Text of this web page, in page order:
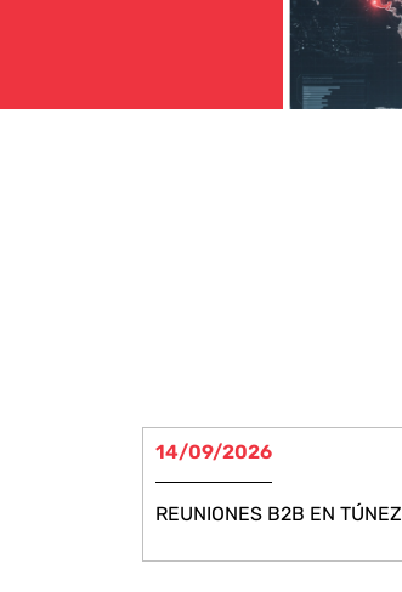
14/09/2026
REUNIONES B2B EN TÚNEZ